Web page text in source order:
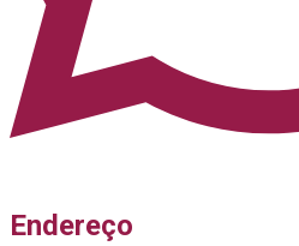
Endereço